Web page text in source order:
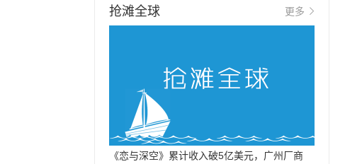
抢滩全球 更多
《恋与深空》累计收入破5亿美元，广州厂商